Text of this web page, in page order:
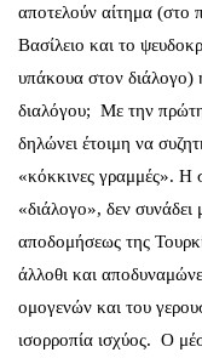
αποτελούν αίτημα (στο
Βασίλειο και το
υπάκουα στον διάλογο)
διαλόγου; Με την
δηλώνει έτοιμη να
«κόκκινες γραμμές». Η
«διάλογο», δεν
αποδομήσεως της
άλλοθι και
ομογενών και του
ισορροπία ισχύος. Ο